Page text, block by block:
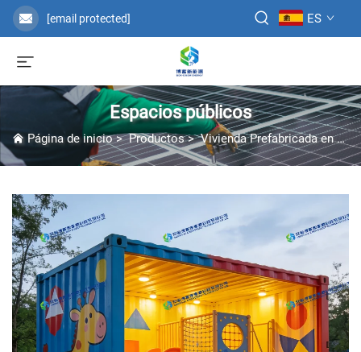
[email protected] ES
Espacios públicos
Página de inicio>Productos>Vivienda Prefabricada en Contenedor